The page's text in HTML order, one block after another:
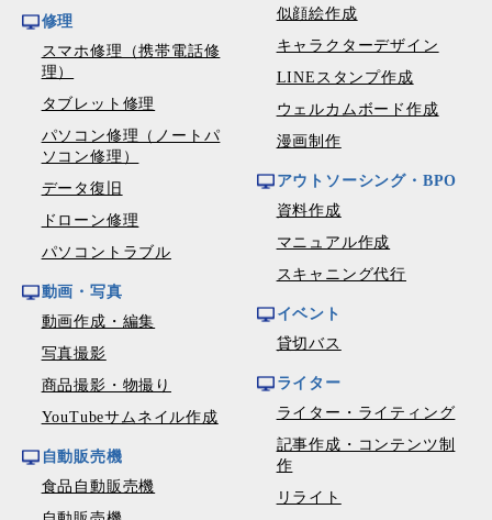
修理
スマホ修理（携帯電話修
理）
タブレット修理
パソコン修理（ノートパ
ソコン修理）
データ復旧
ドローン修理
パソコントラブル
動画・写真
動画作成・編集
写真撮影
商品撮影・物撮り
YouTubeサムネイル作成
自動販売機
食品自動販売機
似顔絵作成
キャラクターデザイン
LINEスタンプ作成
ウェルカムボード作成
漫画制作
アウトソーシング・BPO
資料作成
マニュアル作成
スキャニング代行
イベント
貸切バス
ライター
ライター・ライティング
記事作成・コンテンツ制
作
リライト